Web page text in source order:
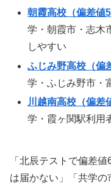
朝霞高校（偏差値
学・朝霞市・志木
しやすい
ふじみ野高校（偏
学・ふじみ野市・
川越南高校（偏差
学・霞ヶ関駅利用
「北辰テストで偏差
は届かない」「共学